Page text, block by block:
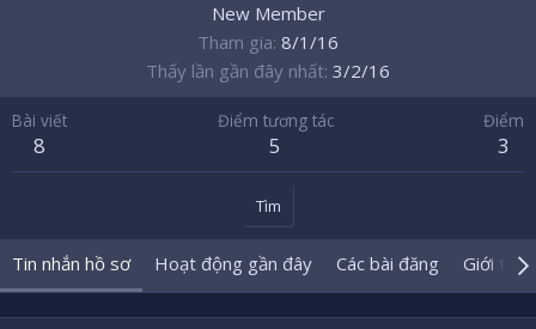
New Member
Tham gia 8/1/16
Thấy lần gần đây nhất 3/2/16
Bài viết
8
Điểm tương tác
5
Điểm
3
Tìm
Tin nhắn hồ sơ Hoạt động gần đây Các bài đăng Giới